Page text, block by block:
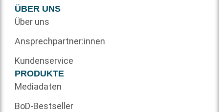
ÜBER UNS
Über uns
Ansprechpartner:innen
Kundenservice
PRODUKTE
Mediadaten
BoD-Bestseller